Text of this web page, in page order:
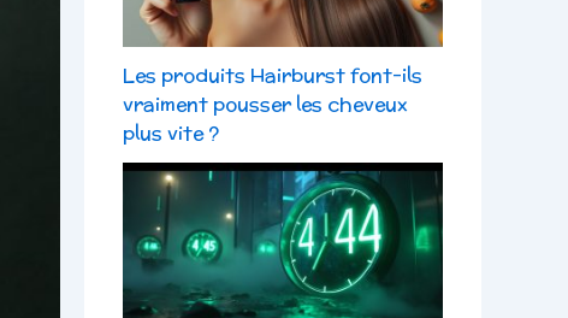
Les produits Hairburst font-ils
vraiment pousser les cheveux
plus vite ?